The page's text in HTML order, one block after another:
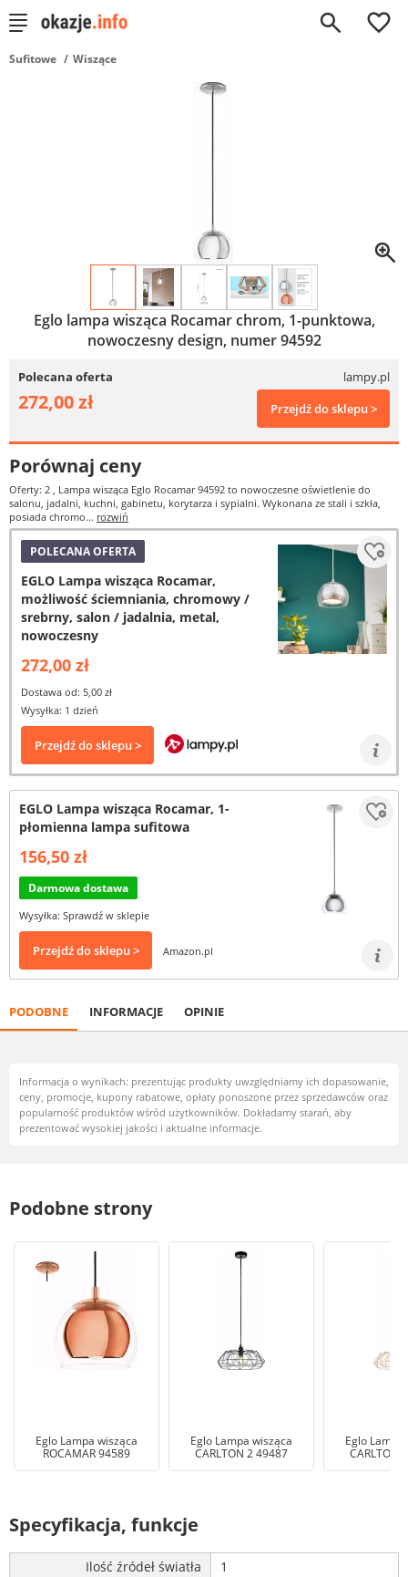
0
Sufitowe Wiszące
Eglo lampa wisząca Rocamar chrom, 1-punktowa,
nowoczesny design, numer 94592
Polecana oferta lampy.pl
272,00 zł Przejdź do sklepu >
Porównaj ceny
Oferty: 2 , Lampa wisząca Eglo Rocamar 94592 to nowoczesne oświetlenie do
salonu, jadalni, kuchni, gabinetu, korytarza i sypialni. Wykonana ze stali i szkła,
posiada chromo... rozwiń
POLECANA OFERTA
EGLO Lampa wisząca Rocamar,
możliwość ściemniania, chromowy /
srebrny, salon / jadalnia, metal,
nowoczesny
272,00 zł
Dostawa od: 5,00 zł
Wysyłka: 1 dzień
Przejdź do sklepu >
EGLO Lampa wisząca Rocamar, 1-
płomienna lampa sufitowa
156,50 zł
Darmowa dostawa
Wysyłka: Sprawdź w sklepie
Przejdź do sklepu > Amazon.pl
PODOBNE INFORMACJE OPINIE
Informacja o wynikach: prezentując produkty uwzględniamy ich dopasowanie,
ceny, promocje, kupony rabatowe, opłaty ponoszone przez sprzedawców oraz
popularność produktów wśród użytkowników. Dokładamy starań, aby
prezentować wysokiej jakości i aktualne informacje.
Podobne strony
Eglo Lampa wisząca
ROCAMAR 94589
Eglo Lampa wisząca
CARLTON 2 49487
Eglo
CARLTON
Specyfikacja, funkcje
Ilość źródeł światła
1